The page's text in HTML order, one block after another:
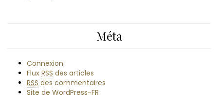
Méta
Connexion
Flux RSS des articles
RSS des commentaires
Site de WordPress-FR